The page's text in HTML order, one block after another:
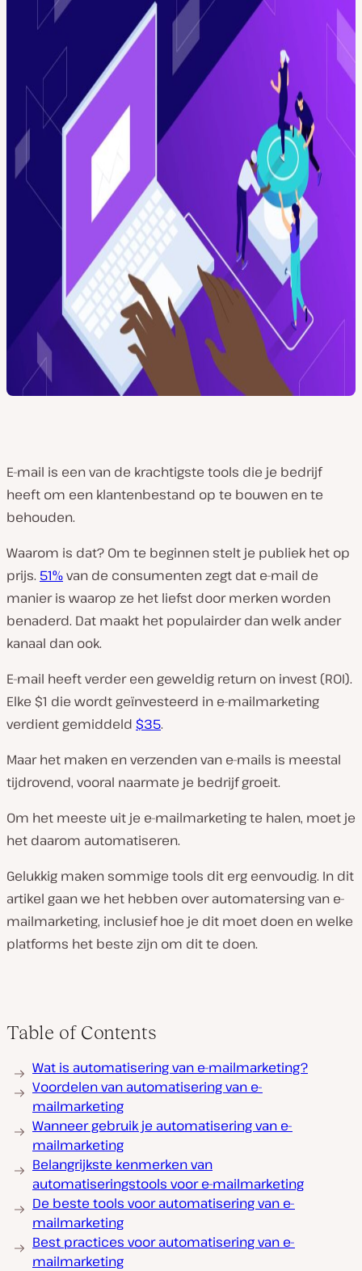
E-mail is een van de krachtigste tools die je bedrijf
heeft om een ​​klantenbestand op te bouwen en te
behouden.
Waarom is dat? Om te beginnen stelt je publiek het op
prijs. 51%van de consumenten zegt dat e-mail de
manier is waarop ze het liefst door merken worden
benaderd. Dat maakt het populairder dan welk ander
kanaal dan ook.
E-mail heeft verder een geweldig return on invest (ROI).
Elke $1 die wordt geïnvesteerd in e-mailmarketing
verdient gemiddeld $35.
Maar het maken en verzenden van e-mails is meestal
tijdrovend, vooral naarmate je bedrijf groeit.
Om het meeste uit je e-mailmarketing te halen, moet je
het daarom automatiseren.
Gelukkig maken sommige tools dit erg eenvoudig. In dit
artikel gaan we het hebben over automatersing van e-
mailmarketing, inclusief hoe je dit moet doen en welke
platforms het beste zijn om dit te doen.
Table of Contents
Wat is automatisering van e-mailmarketing?
Voordelen van automatisering van e-
mailmarketing
Wanneer gebruik je automatisering van e-
mailmarketing
Belangrijkste kenmerken van
automatiseringstools voor e-mailmarketing
De beste tools voor automatisering van e-
mailmarketing
Best practices voor automatisering van e-
mailmarketing